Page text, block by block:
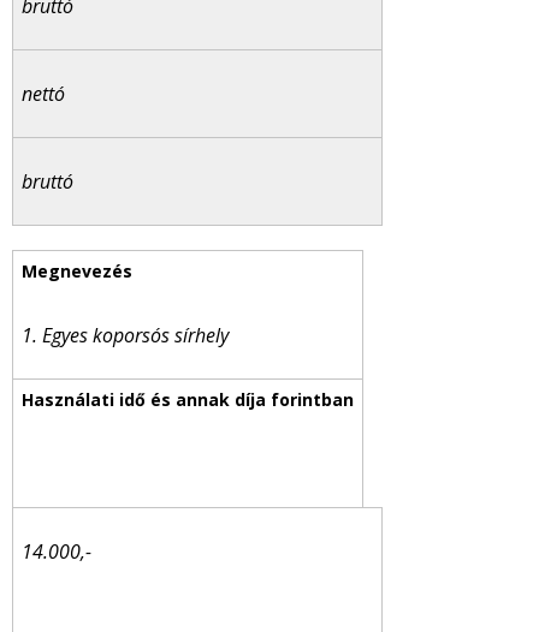
bruttó
nettó
bruttó
1. Egyes koporsós sírhely
14.000,-